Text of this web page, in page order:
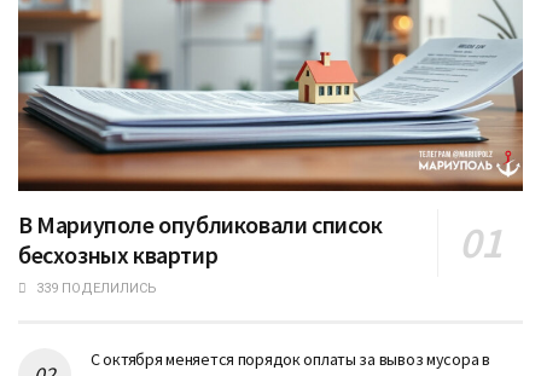
В Мариуполе опубликовали список
бесхозных квартир
339 ПОДЕЛИЛИСЬ
С октября меняется порядок оплаты за вывоз мусора в